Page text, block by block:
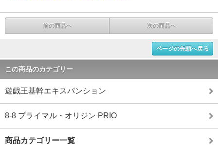
前の商品へ 次の商品へ
ページの先頭へ戻る
この商品のカテゴリー
遊戯王基幹エキスパンション
8-8 プライマル・オリジン PRIO
商品カテゴリー一覧